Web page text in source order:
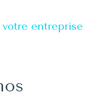
entreprise